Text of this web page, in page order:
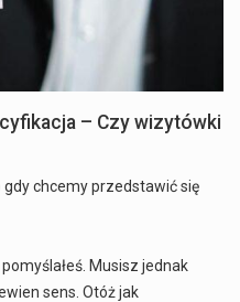
– Czy wizytówki
chcemy przedstawić się
Musisz jednak
sens. Otóż jak